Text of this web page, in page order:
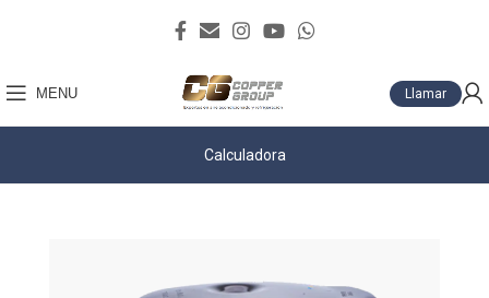
MENU Llamar
Calculadora